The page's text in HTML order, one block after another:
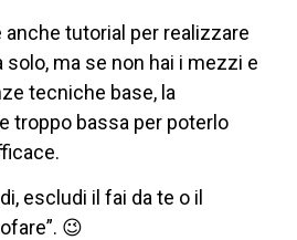
anche tutorial per realizzare
ma se non hai i mezzi e
tecniche base, la
troppo bassa per poterlo
escludi il fai da te o il
😉